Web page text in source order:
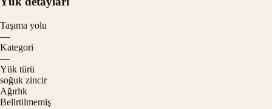
Taşıma yolu
—
Kategori
—
Yük türü
soğuk zincir
Ağırlık
Belirtilmemiş